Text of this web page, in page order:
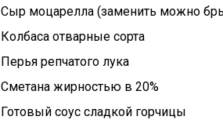
Сыр моцарелла (заменить можно
Колбаса отварные сорта
Перья репчатого лука
Сметана жирностью в 20%
Готовый соус сладкой горчицы